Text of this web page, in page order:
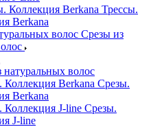
Трессы.
Berkana
Срезы из
натуральных волос
Срезы.
Berkana
Срезы.
J-line